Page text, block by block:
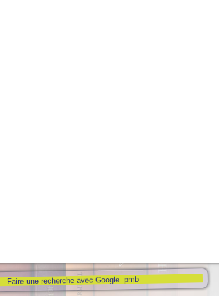
Faire une recherche avec Google pmb